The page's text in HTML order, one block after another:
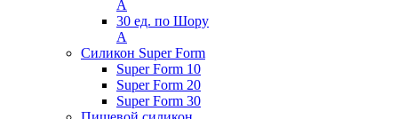
А
30 ед. по Шору
А
Силикон Super Form
Super Form 10
Super Form 20
Super Form 30